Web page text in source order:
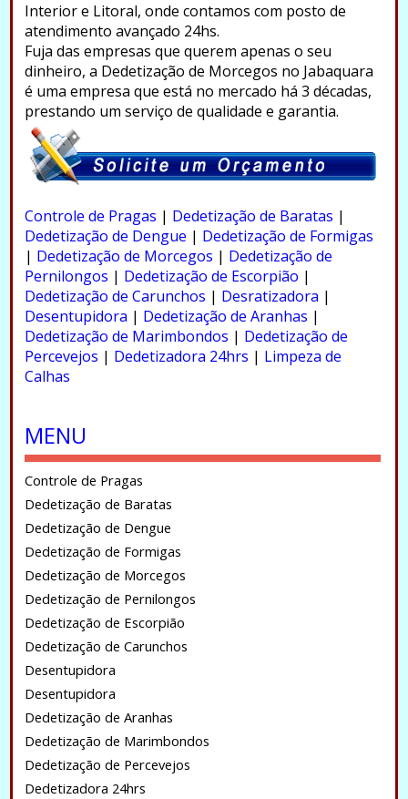
Interior e Litoral, onde contamos com posto de
atendimento avançado 24hs.
Fuja das empresas que querem apenas o seu
dinheiro, a Dedetização de Morcegos no Jabaquara
é uma empresa que está no mercado há 3 décadas,
prestando um serviço de qualidade e garantia.
Controle de Pragas | Dedetização de Baratas |
Dedetização de Dengue | Dedetização de Formigas
| Dedetização de Morcegos | Dedetização de
Pernilongos | Dedetização de Escorpião |
Dedetização de Carunchos | Desratizadora |
Desentupidora | Dedetização de Aranhas |
Dedetização de Marimbondos | Dedetização de
Percevejos | Dedetizadora 24hrs | Limpeza de
Calhas
MENU
Controle de Pragas
Dedetização de Baratas
Dedetização de Dengue
Dedetização de Formigas
Dedetização de Morcegos
Dedetização de Pernilongos
Dedetização de Escorpião
Dedetização de Carunchos
Desentupidora
Desentupidora
Dedetização de Aranhas
Dedetização de Marimbondos
Dedetização de Percevejos
Dedetizadora 24hrs